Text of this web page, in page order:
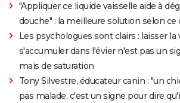
"Appliquer ce liquide vaisselle aide à
douche" : la meilleure solution selon
Les psychologues sont clairs : laisser la
s'accumuler dans l'évier n'est pas un
mais de saturation
Tony Silvestre, éducateur canin : "un
pas malade, c'est un signe pour dire